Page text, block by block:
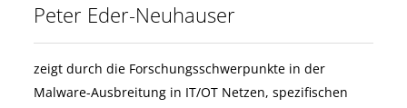
Peter Eder-Neuhauser
zeigt durch die Forschungsschwerpunkte in der
Malware-Ausbreitung in IT/OT Netzen, spezifischen